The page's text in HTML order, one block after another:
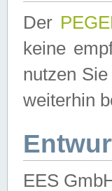
Der
keine
nutzen
weiterhin
EES